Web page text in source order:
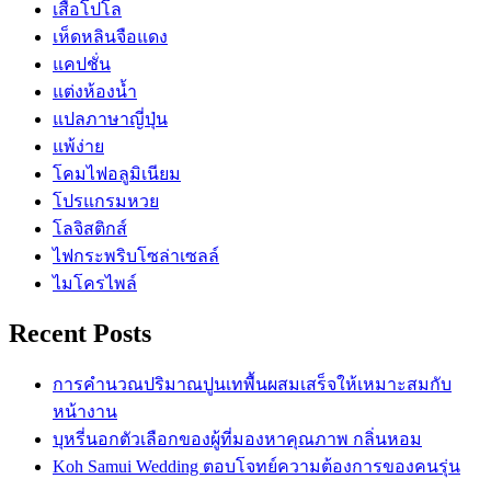
เสื้อโปโล
เห็ดหลินจือแดง
แคปชั่น
แต่งห้องน้ำ
แปลภาษาญี่ปุ่น
แพ้ง่าย
โคมไฟอลูมิเนียม
โปรแกรมหวย
โลจิสติกส์
ไฟกระพริบโซล่าเซลล์
ไมโครไพล์
Recent Posts
การคำนวณปริมาณปูนเทพื้นผสมเสร็จให้เหมาะสมกับ
หน้างาน
บุหรี่นอกตัวเลือกของผู้ที่มองหาคุณภาพ กลิ่นหอม
Koh Samui Wedding ตอบโจทย์ความต้องการของคนรุ่น